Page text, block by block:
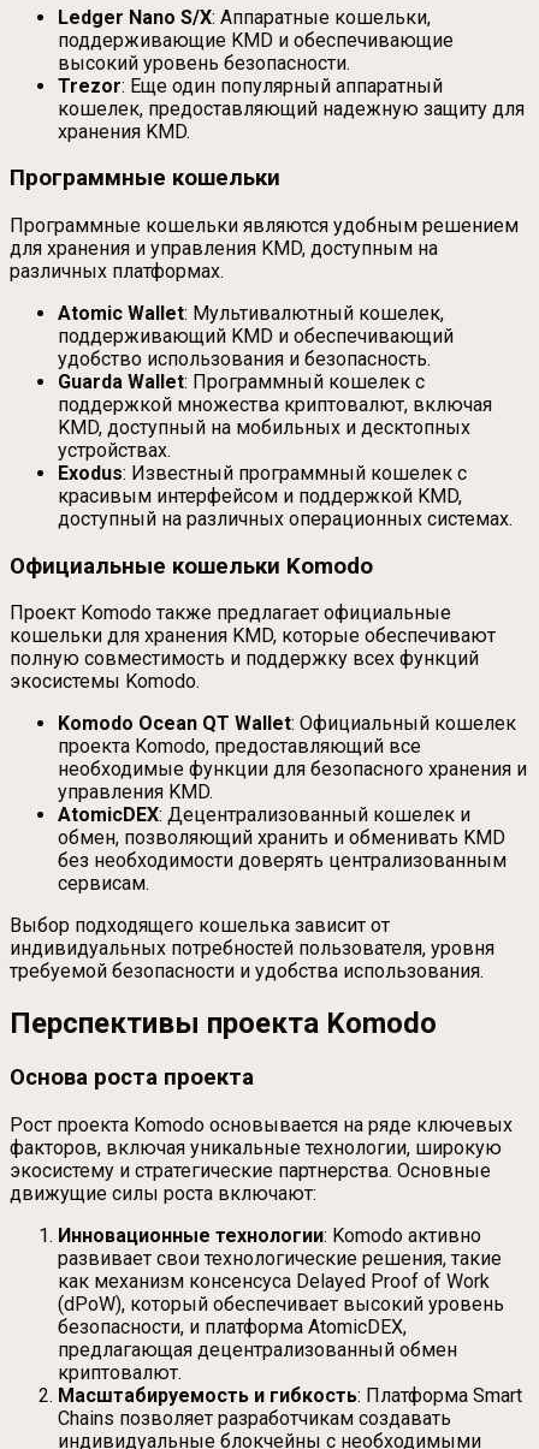
Ledger Nano S/X: Аппаратные кошельки,
поддерживающие KMD и обеспечивающие
высокий уровень безопасности.
Trezor: Еще один популярный аппаратный
кошелек, предоставляющий надежную защиту для
хранения KMD.
Программные кошельки
Программные кошельки являются удобным решением
для хранения и управления KMD, доступным на
различных платформах.
Atomic Wallet: Мультивалютный кошелек,
поддерживающий KMD и обеспечивающий
удобство использования и безопасность.
Guarda Wallet: Программный кошелек с
поддержкой множества криптовалют, включая
KMD, доступный на мобильных и десктопных
устройствах.
Exodus: Известный программный кошелек с
красивым интерфейсом и поддержкой KMD,
доступный на различных операционных системах.
Официальные кошельки Komodo
Проект Komodo также предлагает официальные
кошельки для хранения KMD, которые обеспечивают
полную совместимость и поддержку всех функций
экосистемы Komodo.
Komodo Ocean QT Wallet: Официальный кошелек
проекта Komodo, предоставляющий все
необходимые функции для безопасного хранения и
управления KMD.
AtomicDEX: Децентрализованный кошелек и
обмен, позволяющий хранить и обменивать KMD
без необходимости доверять централизованным
сервисам.
Выбор подходящего кошелька зависит от
индивидуальных потребностей пользователя, уровня
требуемой безопасности и удобства использования.
Перспективы проекта Komodo
Основа роста проекта
Рост проекта Komodo основывается на ряде ключевых
факторов, включая уникальные технологии, широкую
экосистему и стратегические партнерства. Основные
движущие силы роста включают:
Инновационные технологии: Komodo активно
развивает свои технологические решения, такие
как механизм консенсуса Delayed Proof of Work
(dPoW), который обеспечивает высокий уровень
безопасности, и платформа AtomicDEX,
предлагающая децентрализованный обмен
криптовалют.
Масштабируемость и гибкость: Платформа Smart
Chains позволяет разработчикам создавать
индивидуальные блокчейны с необходимыми